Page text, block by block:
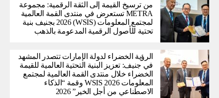
من ترسيخ القيمة إلى الثقة الرقمية: مجموعة
METRA تستعرض في منتدى القمة العالمية
لمجتمع المعلومات (WSIS) 2026 بجنيف بنية
تحتية للأصول الرقمية المدعومة بالذهب
الرؤية الخضراء لدولة الإمارات تتصدر المشهد
في جنيف: تعزيز البنية التحتية العالمية للقيمة
الخضراء خلال منتدى القمة العالمية لمجتمع
المعلومات WSIS 2026 وقمة “الذكاء
الاصطناعي من أجل الخير” 2026